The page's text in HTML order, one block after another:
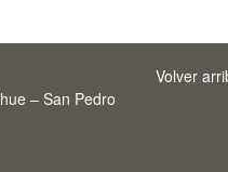
– San Pedro
Volver